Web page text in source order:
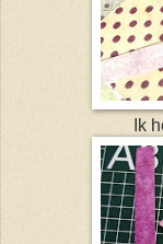
Ik